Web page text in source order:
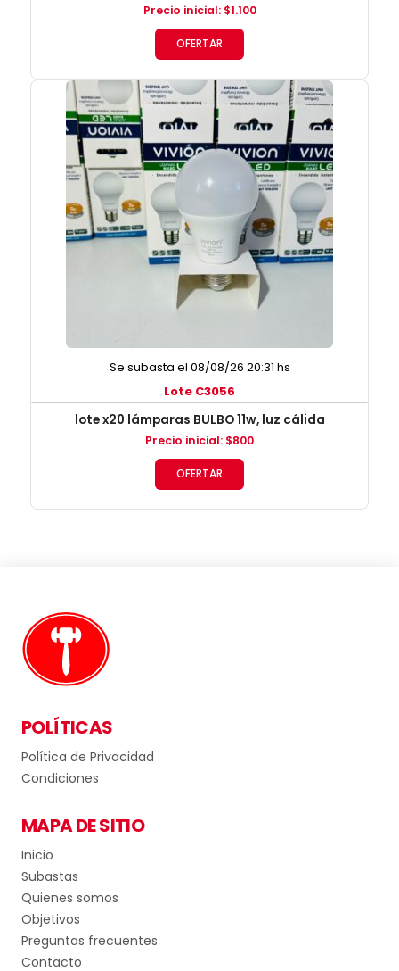
Precio inicial: $1.100
OFERTAR
Se subasta el 08/08/26 20:31 hs
Lote C3056
lote x20 lámparas BULBO 11w, luz cálida
Precio inicial: $800
OFERTAR
POLÍTICAS
Política de Privacidad
Condiciones
MAPA DE SITIO
Inicio
Subastas
Quienes somos
Objetivos
Preguntas frecuentes
Contacto